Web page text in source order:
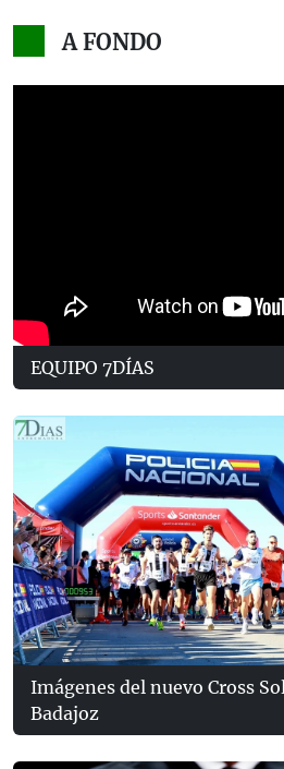
A FONDO
EQUIPO 7DÍAS
Imágenes del nuevo Cross
Badajoz